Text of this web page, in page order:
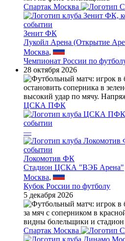
Спартак Москва
Зенит ФК
Лукойл Арена (Открытие
Москва,
Чемпионат России по
28 октября 2026
ЦСКА ПФК
—
Локомотив ФК
Стадион ЦСКА "ВЭБ Арена"
Москва,
Кубок России по футболу
5 декабря 2026
Спартак Москва